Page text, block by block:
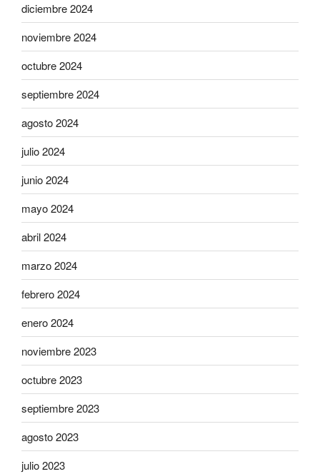
diciembre 2024
noviembre 2024
octubre 2024
septiembre 2024
agosto 2024
julio 2024
junio 2024
mayo 2024
abril 2024
marzo 2024
febrero 2024
enero 2024
noviembre 2023
octubre 2023
septiembre 2023
agosto 2023
julio 2023